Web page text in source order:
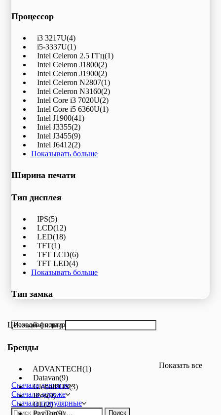
Процессор
i3 3217U(4)
i5-3337U(1)
Intel Celeron 2.5 ГГц(1)
Intel Celeron J1800(2)
Intel Celeron J1900(2)
Intel Celeron N2807(1)
Intel Celeron N3160(2)
Intel Core i3 7020U(2)
Intel Core i5 6360U(1)
Intel J1900(41)
Intel J3355(2)
Intel J3455(9)
Intel J6412(2)
Показывать больше
Ширина печати
Тип дисплея
IPS(5)
LCD(12)
LED(18)
TFT(1)
TFT LCD(6)
TFT LED(4)
Показывать больше
Тип замка
Ценовой фильтр
Бренды
ADVANTECH(1)
Datavan(9)
GlobalPOS(3)
IPos(9)
OL(2)
PayTor(9)
Показать все
Сначала дешевле
Сначала дороже
Сначала популярные
Искать:
Поиск